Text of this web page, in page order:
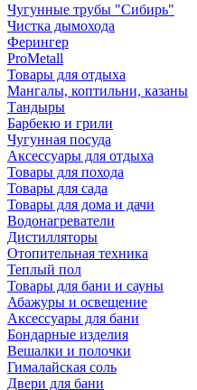
Чугунные трубы "Сибирь"
Чистка дымохода
Ферингер
ProMetall
Товары для отдыха
Мангалы, коптильни, казаны
Тандыры
Барбекю и грили
Чугунная посуда
Аксессуары для отдыха
Товары для похода
Товары для сада
Товары для дома и дачи
Водонагреватели
Дистилляторы
Отопительная техника
Теплый пол
Товары для бани и сауны
Абажуры и освещение
Аксессуары для бани
Бондарные изделия
Вешалки и полочки
Гималайская соль
Двери для бани